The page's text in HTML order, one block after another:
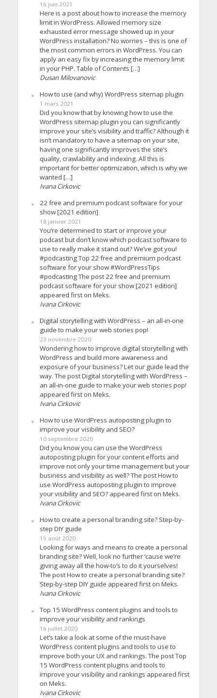
16 juin 2021
Here is a post about how to increase the memory
limit in WordPress. Allowed memory size
exhausted error message showed up in your
WordPress installation? No worries – this is one of
the most common errors in WordPress. You can
apply an easy fix by increasing the memory limit
in your PHP. Table of Contents […]
Dusan Milovanovic
How to use (and why) WordPress sitemap plugin
1 mars 2021
Did you know that by knowing how to use the
WordPress sitemap plugin you can significantly
improve your site’s visibility and traffic? Although it
isn’t mandatory to have a sitemap on your site,
having one significantly improves the site’s
quality, crawlability and indexing. All this is
important for better optimization, which is why we
wanted […]
Ivana Cirkovic
22 free and premium podcast software for your
show [2021 edition]
18 janvier 2021
You’re determined to start or improve your
podcast but don’t know which podcast software to
use to really make it stand out? We’ve got you!
#podcasting Top 22 free and premium podcast
software for your show #WordPressTips
#podcasting The post 22 free and premium
podcast software for your show [2021 edition]
appeared first on Meks.
Ivana Cirkovic
Digital storytelling with WordPress – an all-in-one
guide to make your web stories pop!
23 novembre 2020
Wondering how to improve digital storytelling with
WordPress and build more awareness and
exposure of your business? Let our guide lead the
way. The post Digital storytelling with WordPress –
an all-in-one guide to make your web stories pop!
appeared first on Meks.
Ivana Cirkovic
How to use WordPress autoposting plugin to
improve your visibility and SEO?
10 septembre 2020
Did you know you can use the WordPress
autoposting plugin for your content efforts and
improve not only your time management but your
business and visibility as well? The post How to
use WordPress autoposting plugin to improve
your visibility and SEO? appeared first on Meks.
Ivana Cirkovic
How to create a personal branding site? Step-by-
step DIY guide
15 août 2020
Looking for ways and means to create a personal
branding site? Well, look no further ’cause we’re
giving away all the how-to’s to do it yourselves!
The post How to create a personal branding site?
Step-by-step DIY guide appeared first on Meks.
Ivana Cirkovic
Top 15 WordPress content plugins and tools to
improve your visibility and rankings
16 juillet 2020
Let’s take a look at some of the must-have
WordPress content plugins and tools to use to
improve both your UX and rankings. The post Top
15 WordPress content plugins and tools to
improve your visibility and rankings appeared first
on Meks.
Ivana Cirkovic